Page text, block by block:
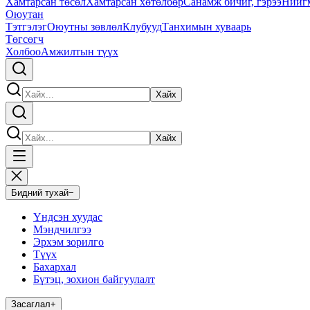
Оюутан
ТэтгэлэгОюутны зөвлөлКлубуудТанхимын хуваарь
Төгсөгч
ХолбооАмжилтын түүх
Хайх
Хайх
Бидний тухай−
Үндсэн хуудас
Мэндчилгээ
Эрхэм зорилго
Түүх
Бахархал
Бүтэц, зохион байгуулалт
Засаглал+